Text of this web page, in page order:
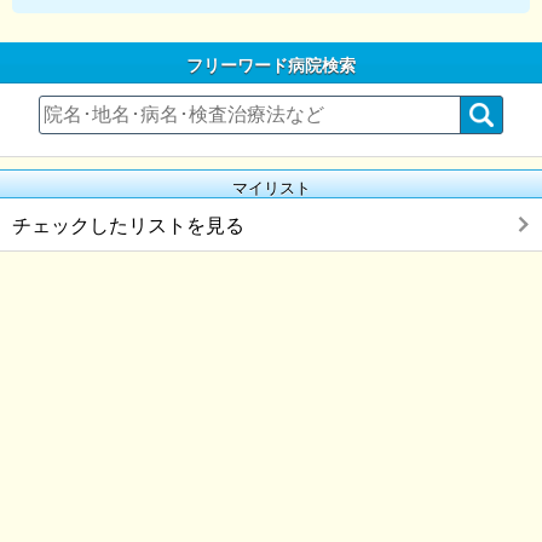
フリーワード病院検索
マイリスト
チェックしたリストを見る